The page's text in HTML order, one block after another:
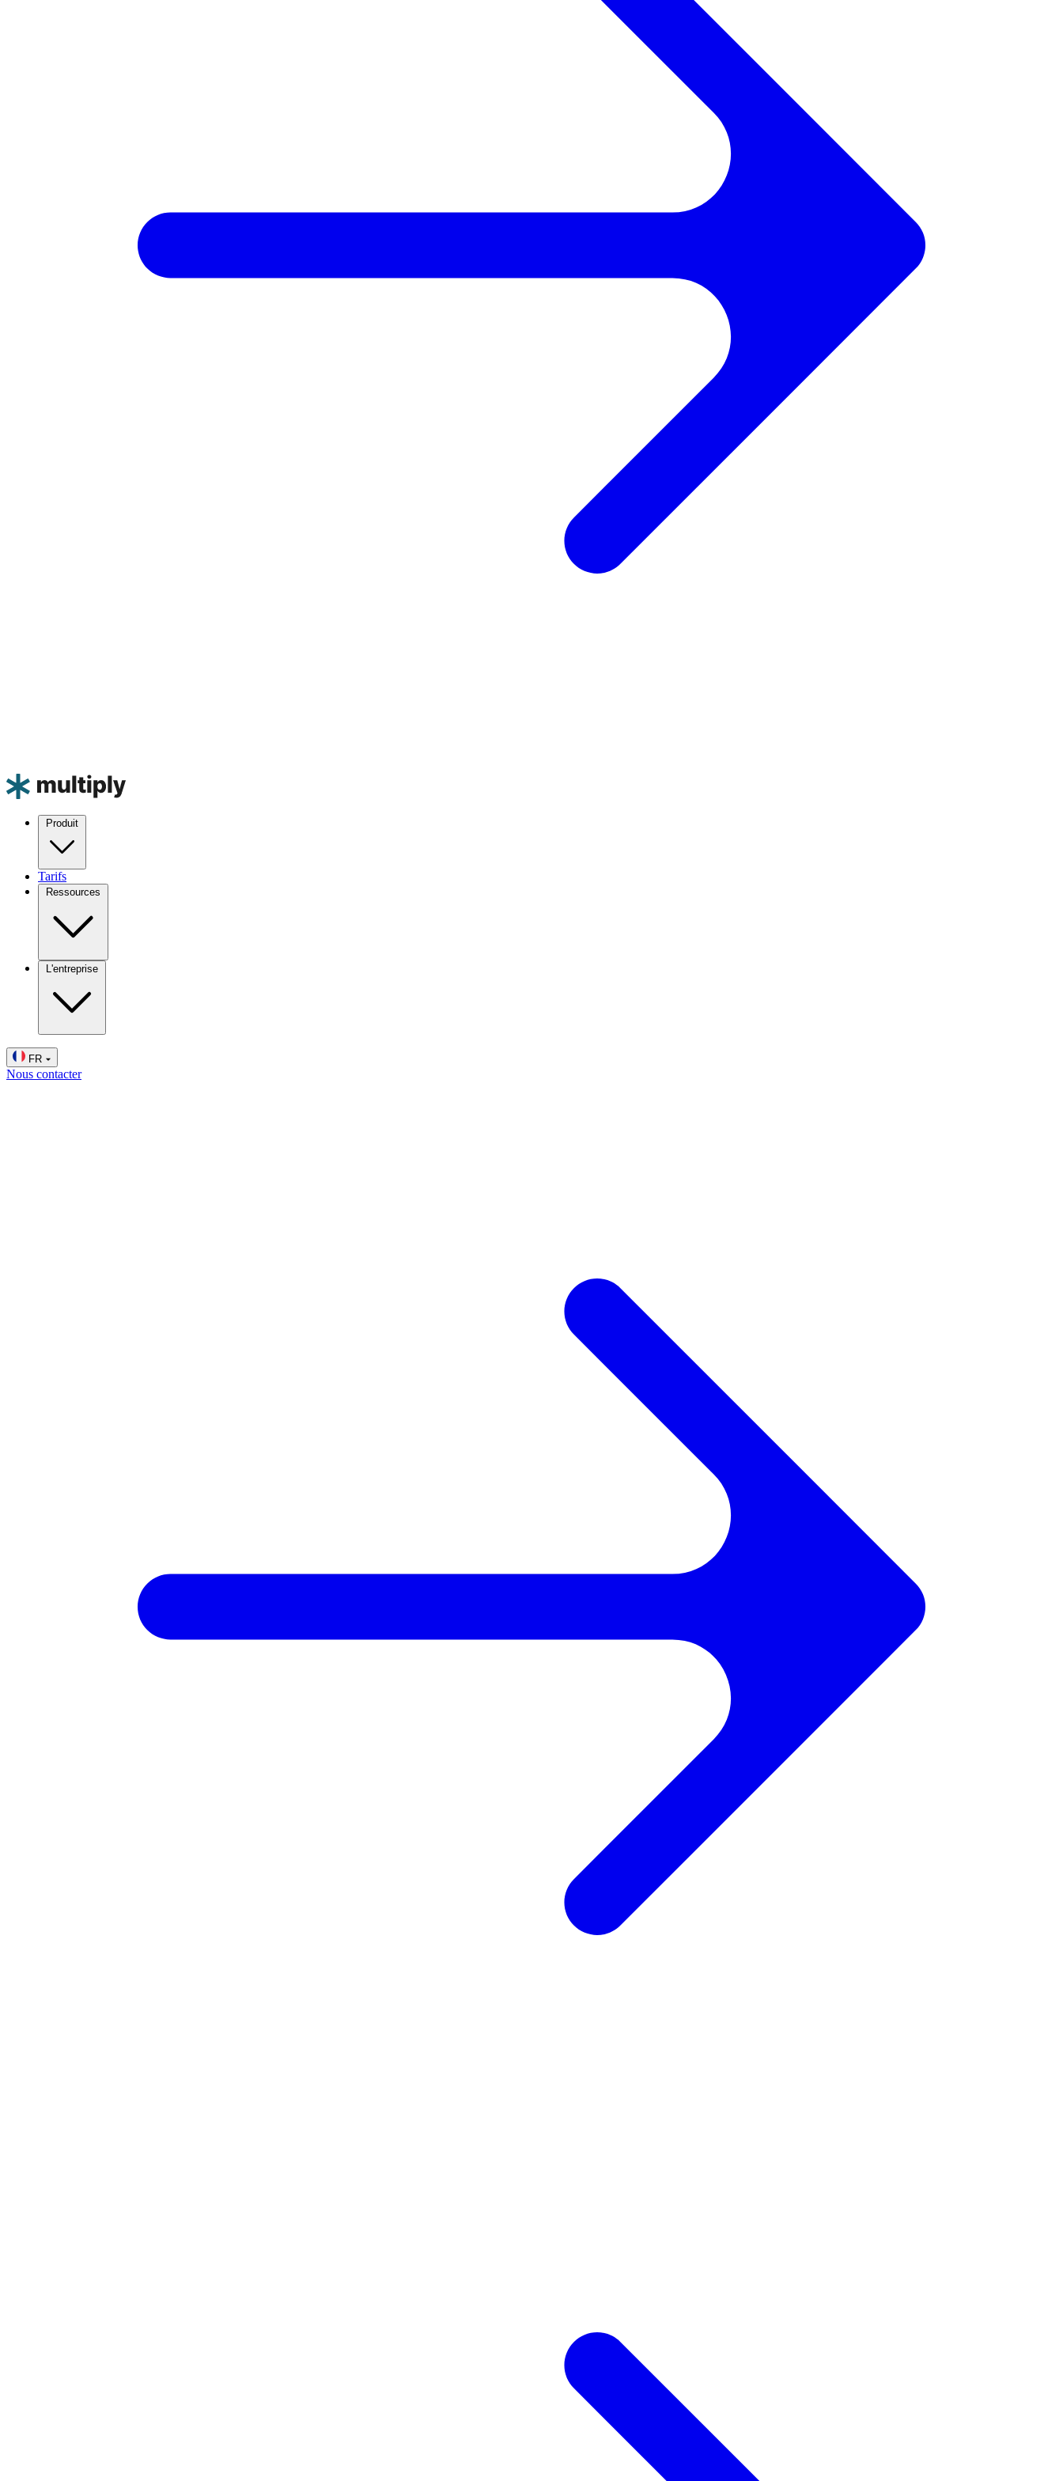
Produit
Tarifs
Ressources
L'entreprise
FR
Nous contacter